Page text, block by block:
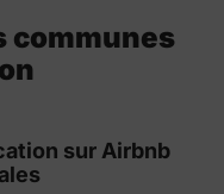
communes
sur Airbnb